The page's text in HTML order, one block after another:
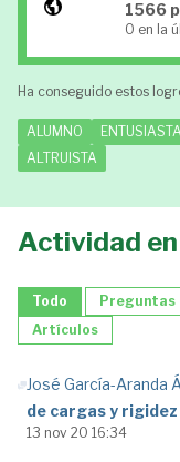
1566
0 en la
Ha conseguido estos
ALUMNO ENTUSIASTA
ALTRUISTA
Actividad
Todo Preguntas
Artículos
José García-
de cargas y
13 nov 20 16:34